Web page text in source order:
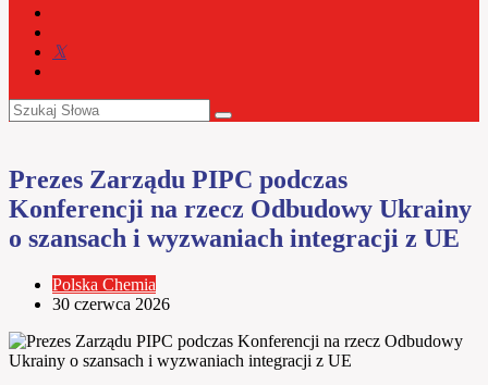
Prezes Zarządu PIPC podczas
Konferencji na rzecz Odbudowy Ukrainy
o szansach i wyzwaniach integracji z UE
Polska Chemia
30 czerwca 2026